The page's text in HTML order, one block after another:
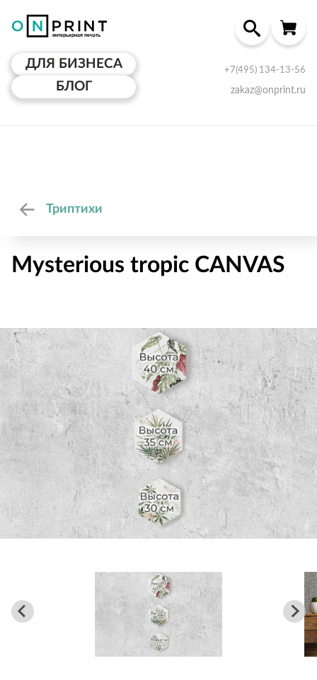
ДЛЯ БИЗНЕСА
БЛОГ
+7(495) 134-13-56
zakaz@onprint.ru
Триптихи
Mysterious tropic CANVAS